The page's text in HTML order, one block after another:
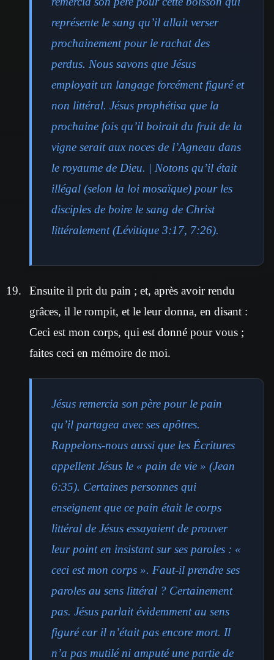
représente le sang qu’il allait verser
prochainement pour le rachat des
perdus. Nous savons que Jésus
employait un langage forcément figuré et
non littéral. Jésus prophétisa que la
prochaine fois qu’il boirait du fruit de la
vigne serait aux noces de l’Agneau dans
le royaume de Dieu. | Notons qu’il était
illégal (selon la loi mosaïque) pour les
disciples de boire le sang de Christ
littéralement (Lévitique 3:17, 7:26).
Ensuite il prit du pain ; et, après avoir rendu
grâces, il le rompit, et le leur donna, en disant :
Ceci est mon corps, qui est donné pour vous ;
faites ceci en mémoire de moi.
Jésus remercia son père pour le pain
qu’il partagea avec ses apôtres.
Rappelons-nous aussi que les Écritures
appellent Jésus le « pain de vie » (Jean
6:35). Certaines personnes qui
enseignent que ce pain était le corps
littéral de Jésus essayaient de prouver
leur point en insistant sur ses paroles : «
ceci est mon corps ». Faut-il prendre ses
paroles au sens littéral ? Certainement
pas. Jésus parlait évidemment au sens
figuré car il n’était pas encore mort. Il
n’a pas mutilé ni amputé une partie de